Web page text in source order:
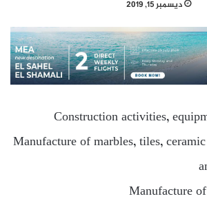
ديسمبر 15, 2019
Construction activities,
Manufacture of marbles, tiles,
Manufacture